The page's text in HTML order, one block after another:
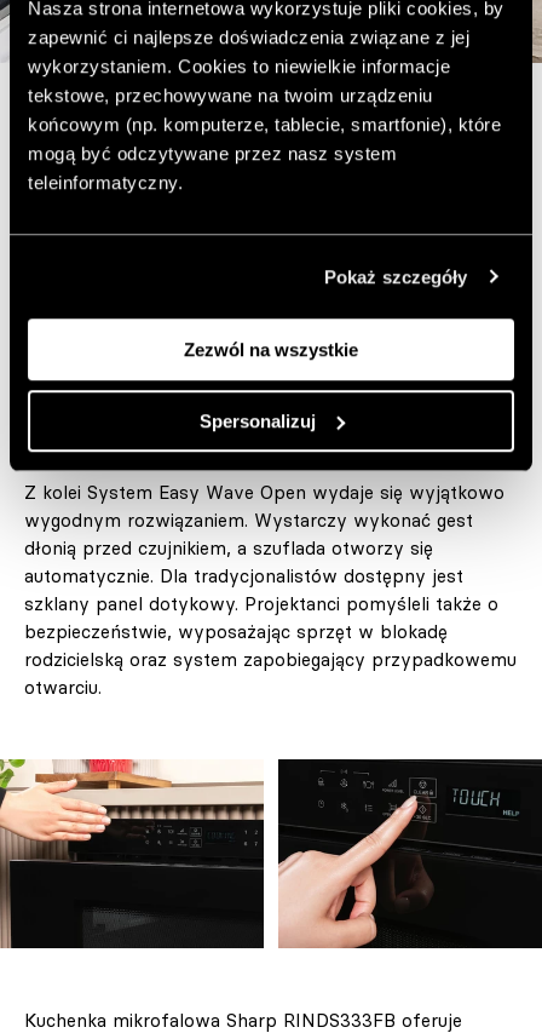
Nasza strona internetowa wykorzystuje pliki cookies, by
zapewnić ci najlepsze doświadczenia związane z jej
wykorzystaniem. Cookies to niewielkie informacje
tekstowe, przechowywane na twoim urządzeniu
końcowym (np. komputerze, tablecie, smartfonie), które
mogą być odczytywane przez nasz system
teleinformatyczny.
Pokaż szczegóły
Zezwól na wszystkie
Spersonalizuj
W przeciwieństwie do mikrofalówek do zabudowy, które
najczęściej montuje się w słupku razem z piekarnikiem,
to urządzenie powstało z myślą o instalacji pod blatem
podnoszenia gorących naczyń na wysokość, a dzięki
pełnemu wysuwowi szuflady łatwiejsze ma być także
wkładanie i wyjmowanie większych lub cięższych
Z kolei System Easy Wave Open wydaje się wyjątkowo
wygodnym rozwiązaniem. Wystarczy wykonać gest
dłonią przed czujnikiem, a szuflada otworzy się
automatycznie. Dla tradycjonalistów dostępny jest
szklany panel dotykowy. Projektanci pomyśleli także o
bezpieczeństwie, wyposażając sprzęt w blokadę
rodzicielską oraz system zapobiegający przypadkowemu
otwarciu.
Kuchenka mikrofalowa Sharp RINDS333FB oferuje